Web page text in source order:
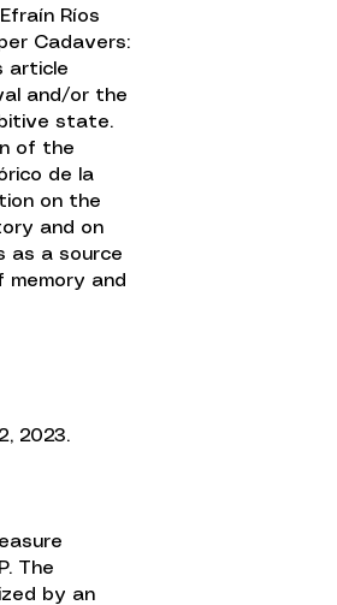
Ríos
Cadavers:
article
and/or the
state.
of the
de la
on the
and on
as a source
memory and
2023.
The
by an